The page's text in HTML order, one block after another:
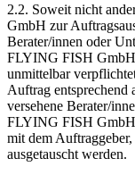
2.2. Soweit nicht
GmbH zur
Berater/innen oder
FLYING FISH GmbH
unmittelbar
Auftrag entsprechend
versehene Berater/
FLYING FISH GmbH
mit dem
ausgetauscht werden.